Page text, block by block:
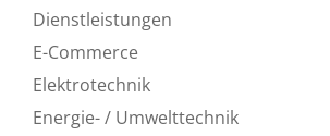
Dienstleistungen
E-Commerce
Elektrotechnik
Energie- / Umwelttechnik